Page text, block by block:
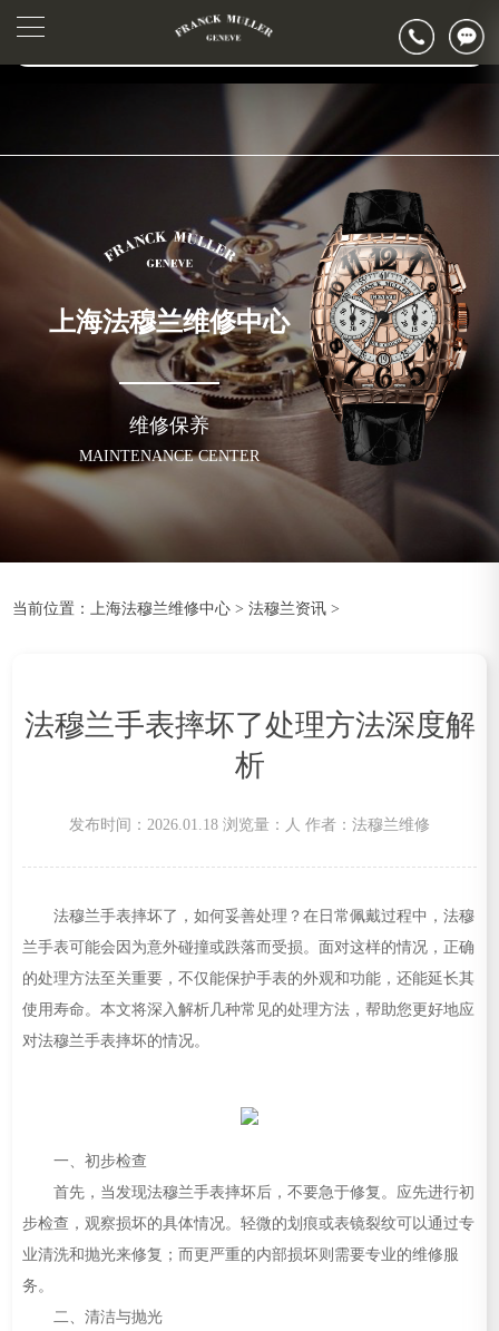
▲
▼
2026年6月法穆兰上海市售后服务网络优化升级公告
2026年6月上海市法穆兰官方售后客户服务热线：400-006-0073
节假日正常营业！
上海法穆兰维修中心
维修保养
MAINTENANCE CENTER
当前位置： 上海法穆兰维修中心 >法穆兰资讯 >
法穆兰手表摔坏了处理方法深度解
析
发布时间：2026.01.18 浏览量： 人 作者：法穆兰维修
法穆兰手表摔坏了，如何妥善处理？在日常佩戴过程中，法穆
兰手表可能会因为意外碰撞或跌落而受损。面对这样的情况，正确
的处理方法至关重要，不仅能保护手表的外观和功能，还能延长其
使用寿命。本文将深入解析几种常见的处理方法，帮助您更好地应
对法穆兰手表摔坏的情况。
一、初步检查
首先，当发现法穆兰手表摔坏后，不要急于修复。应先进行初
步检查，观察损坏的具体情况。轻微的划痕或表镜裂纹可以通过专
业清洗和抛光来修复；而更严重的内部损坏则需要专业的维修服
务。
二、清洁与抛光